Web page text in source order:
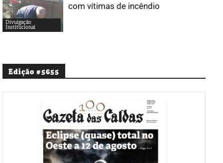
Divulgação
Institucional
com vítimas de incêndio
Edição #5655